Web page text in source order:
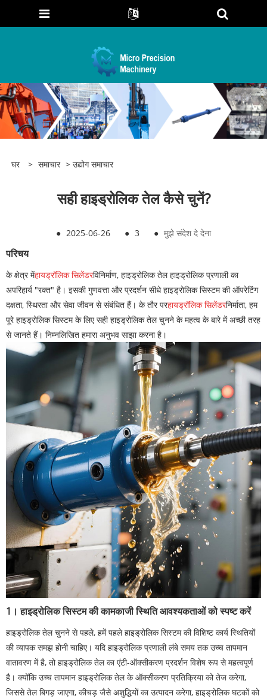
घर > समाचार > उद्योग समाचार
सही हाइड्रोलिक तेल कैसे चुनें?
● 2025-06-26 ● 3 ● मुझे संदेश दे देना
परिचय
के क्षेत्र मेंहायड्रॉलिक सिलेंडरविनिर्माण, हाइड्रोलिक तेल हाइड्रोलिक प्रणाली का
अपरिहार्य "रक्त" है। इसकी गुणवत्ता और प्रदर्शन सीधे हाइड्रोलिक सिस्टम की ऑपरेटिंग
दक्षता, स्थिरता और सेवा जीवन से संबंधित हैं। के तौर परहायड्रॉलिक सिलेंडरनिर्माता, हम
पूरे हाइड्रोलिक सिस्टम के लिए सही हाइड्रोलिक तेल चुनने के महत्व के बारे में अच्छी तरह
से जानते हैं। निम्नलिखित हमारा अनुभव साझा करना है।
1। हाइड्रोलिक सिस्टम की कामकाजी स्थिति आवश्यकताओं को स्पष्ट करें
हाइड्रोलिक तेल चुनने से पहले, हमें पहले हाइड्रोलिक सिस्टम की विशिष्ट कार्य स्थितियों
की व्यापक समझ होनी चाहिए। यदि हाइड्रोलिक प्रणाली लंबे समय तक उच्च तापमान
वातावरण में है, तो हाइड्रोलिक तेल का एंटी-ऑक्सीकरण प्रदर्शन विशेष रूप से महत्वपूर्ण
है। क्योंकि उच्च तापमान हाइड्रोलिक तेल के ऑक्सीकरण प्रतिक्रिया को तेज करेगा,
जिससे तेल बिगड़ जाएगा, कीचड़ जैसे अशुद्धियों का उत्पादन करेगा, हाइड्रोलिक घटकों को